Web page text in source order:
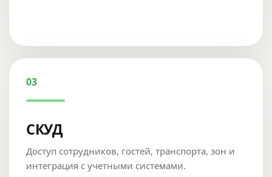
03
СКУД
Доступ сотрудников, гостей, транспорта, зон и
интеграция с учетными системами.